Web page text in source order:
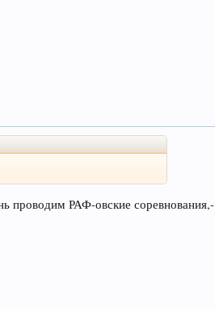
проводим РАФ-овские соревнования,-